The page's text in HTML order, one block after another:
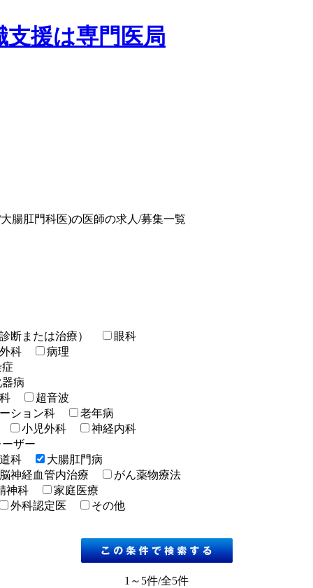
腸肛門科医)の医師の求人/募集一覧
断または治療）
眼科
科
病理
病
超音波
ション科
老年病
小児外科
神経内科
ザー
科
大腸肛門病
脳神経血管内治療
がん薬物療法
神科
家庭医療
外科認定医
その他
1～5件/全5件